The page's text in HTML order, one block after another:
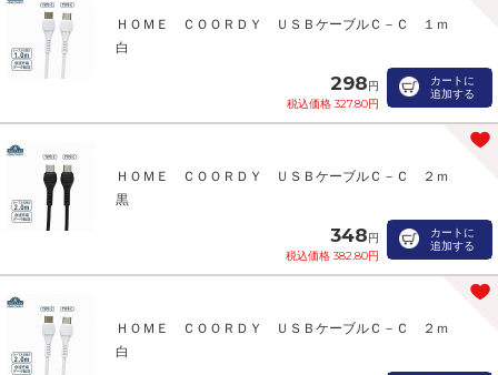
ＨＯＭＥ ＣＯＯＲＤＹ ＵＳＢケーブルＣ－Ｃ １ｍ
白
298円
税込価格 327.80円
カートに
追加する
ＨＯＭＥ ＣＯＯＲＤＹ ＵＳＢケーブルＣ－Ｃ ２ｍ
黒
348円
税込価格 382.80円
カートに
追加する
ＨＯＭＥ ＣＯＯＲＤＹ ＵＳＢケーブルＣ－Ｃ ２ｍ
白